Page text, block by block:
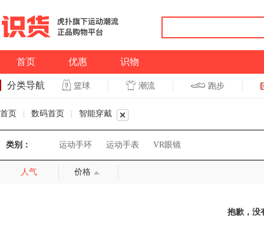
首页 优惠 识物
分类导航 篮球 潮流 跑步
首页 数码首页 智能穿戴
类别： 运动手环 运动手表 VR眼镜
人气 价格
抱歉，没